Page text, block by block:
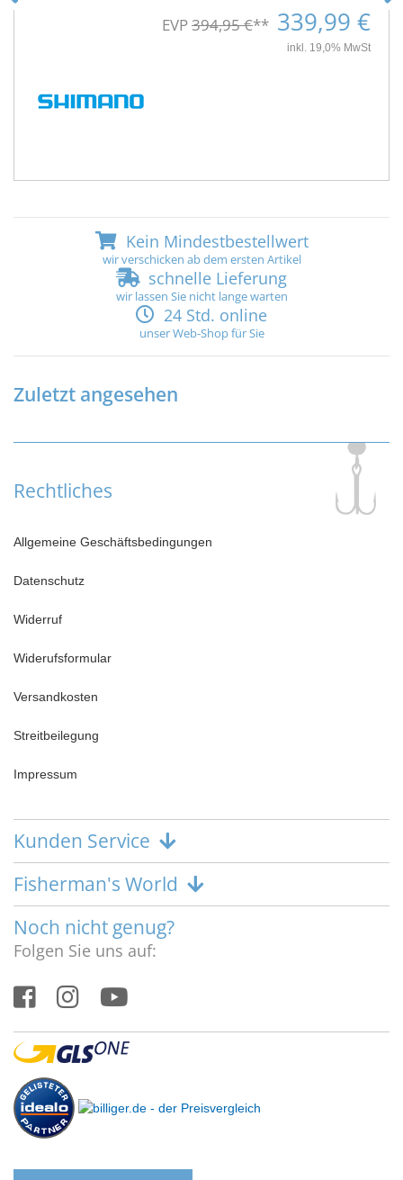
EVP394,95 €** 339,99 €
inkl. 19,0% MwSt
Kein Mindestbestellwert
wir verschicken ab dem ersten Artikel
schnelle Lieferung
wir lassen Sie nicht lange warten
24 Std. online
unser Web-Shop für Sie
Zuletzt angesehen
Rechtliches
Allgemeine Geschäftsbedingungen
Datenschutz
Widerruf
Widerufsformular
Versandkosten
Streitbeilegung
Impressum
Kunden Service
Fisherman's World
Noch nicht genug?
Folgen Sie uns auf: